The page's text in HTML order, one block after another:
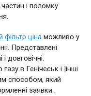
і поломку
ціна можливо у
Представлені
довговічні.
в Генічеськ і |інші
способом, який
заявки.